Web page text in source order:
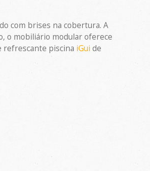
com brises na cobertura. A
o mobiliário modular oferece
refrescante piscina iGui de